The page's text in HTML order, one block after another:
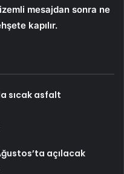
mesajdan sonra ne
kapılır.
sıcak asfalt
açılacak